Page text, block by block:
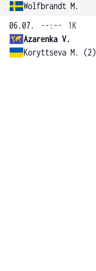
Wolfbrandt M.
06.07. --:--
1K
Azarenka V.
Koryttseva M. (2)